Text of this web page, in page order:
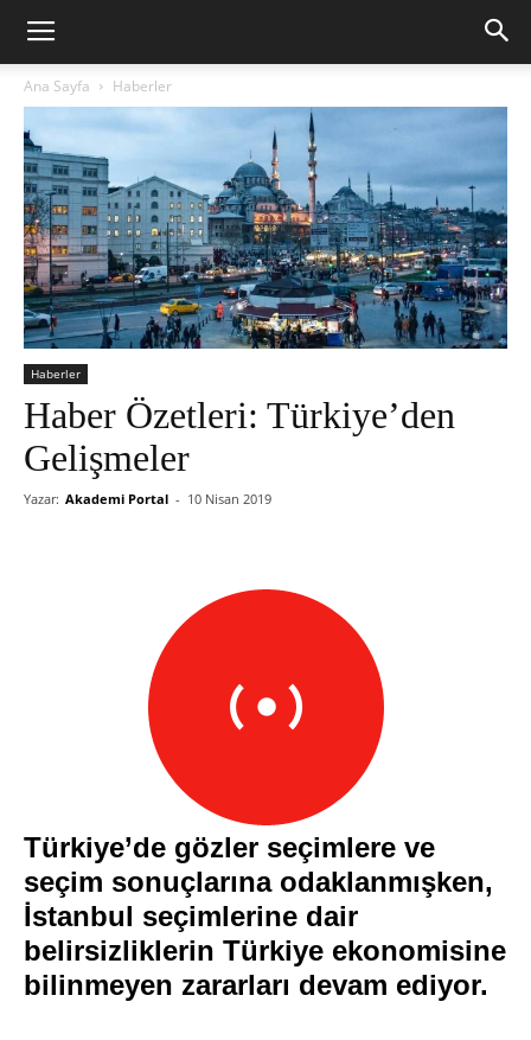
Ana Sayfa Haberler
Haberler
Haber Özetleri: Türkiye’den
Gelişmeler
Yazar: Akademi Portal - 10 Nisan 2019
Türkiye’de gözler seçimlere ve
seçim sonuçlarına odaklanmışken,
İstanbul seçimlerine dair
belirsizliklerin Türkiye ekonomisine
bilinmeyen zararları devam ediyor.